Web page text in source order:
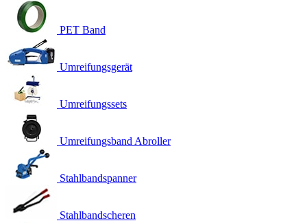
PET Band
Umreifungsgerät
Umreifungssets
Umreifungsband Abroller
Stahlbandspanner
Stahlbandscheren